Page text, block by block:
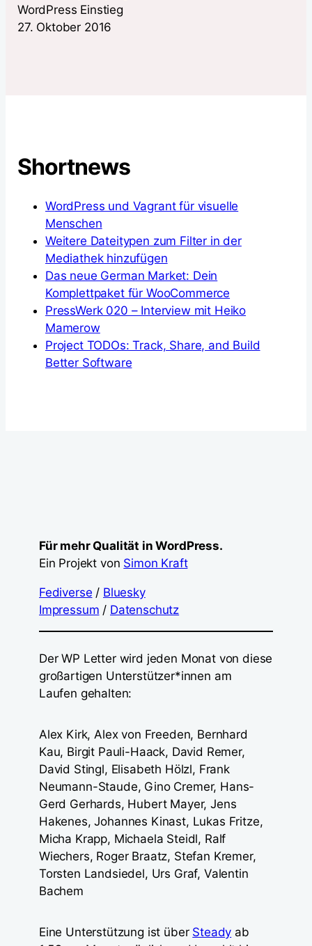
WordPress Einstieg
27. Oktober 2016
Shortnews
WordPress und Vagrant für visuelle
Menschen
Weitere Dateitypen zum Filter in der
Mediathek hinzufügen
Das neue German Market: Dein
Komplettpaket für WooCommerce
PressWerk 020 – Interview mit Heiko
Mamerow
Project TODOs: Track, Share, and Build
Better Software
Für mehr Qualität in WordPress.
Ein Projekt von Simon Kraft
Fediverse / Bluesky
Impressum / Datenschutz
Der WP Letter wird jeden Monat von diese
großartigen Unterstützer*innen am
Laufen gehalten:
Alex Kirk, Alex von Freeden, Bernhard
Kau, Birgit Pauli-Haack, David Remer,
David Stingl, Elisabeth Hölzl, Frank
Neumann-Staude, Gino Cremer, Hans-
Gerd Gerhards, Hubert Mayer, Jens
Hakenes, Johannes Kinast, Lukas Fritze,
Micha Krapp, Michaela Steidl, Ralf
Wiechers, Roger Braatz, Stefan Kremer,
Torsten Landsiedel, Urs Graf, Valentin
Bachem
Eine Unterstützung ist über Steady ab